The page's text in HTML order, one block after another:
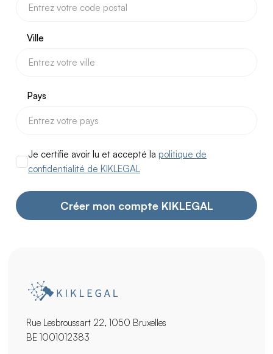
Ville
Pays
Je certifie avoir lu et accepté la politique de
confidentialité de KIKLEGAL
Rue Lesbroussart 22, 1050 Bruxelles
BE 1001012383